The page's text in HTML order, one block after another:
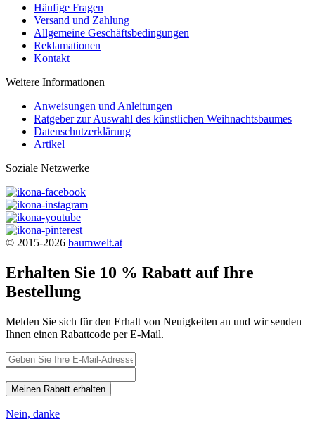
Häufige Fragen
Versand und Zahlung
Allgemeine Geschäftsbedingungen
Reklamationen
Kontakt
Weitere Informationen
Anweisungen und Anleitungen
Ratgeber zur Auswahl des künstlichen Weihnachtsbaumes
Datenschutzerklärung
Artikel
Soziale Netzwerke
© 2015-2026 baumwelt.at
Erhalten Sie 10 % Rabatt auf Ihre
Bestellung
Melden Sie sich für den Erhalt von Neuigkeiten an und wir senden
Ihnen einen Rabattcode per E-Mail.
Meinen Rabatt erhalten
Nein, danke